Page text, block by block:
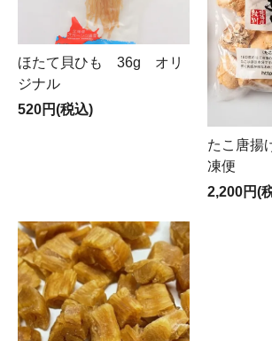
ほたて貝ひも 36g オリ
ジナル
520円(税込)
たこ唐
凍便
2,200円(